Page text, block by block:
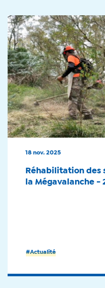
#Actualité
18 nov. 2025
Réhabilitation des
la Mégavalanche -